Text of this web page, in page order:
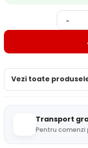
-
Vezi toate
Transport
Pentru comenzi